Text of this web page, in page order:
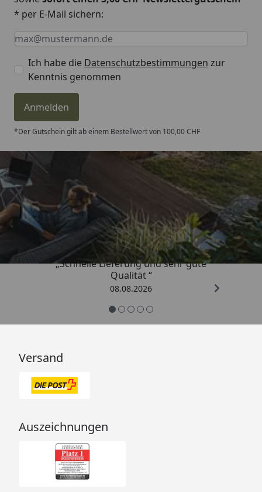
* per E-Mail sichern:
Keine Eingabe erforderlich
Eingabe erforderlich
E-Mail *
Ich habe die Datenschutzbestimmungen zur
Kenntnis genommen
Anmelden
*Der Gutschein gilt ab einem Bestellwert von 100,00 CHF
Trusted Shops
4,81/ 5
„Schnelle Lieferung und sehr gute
Qualität “
08.08.2026
Versand
Auszeichnungen